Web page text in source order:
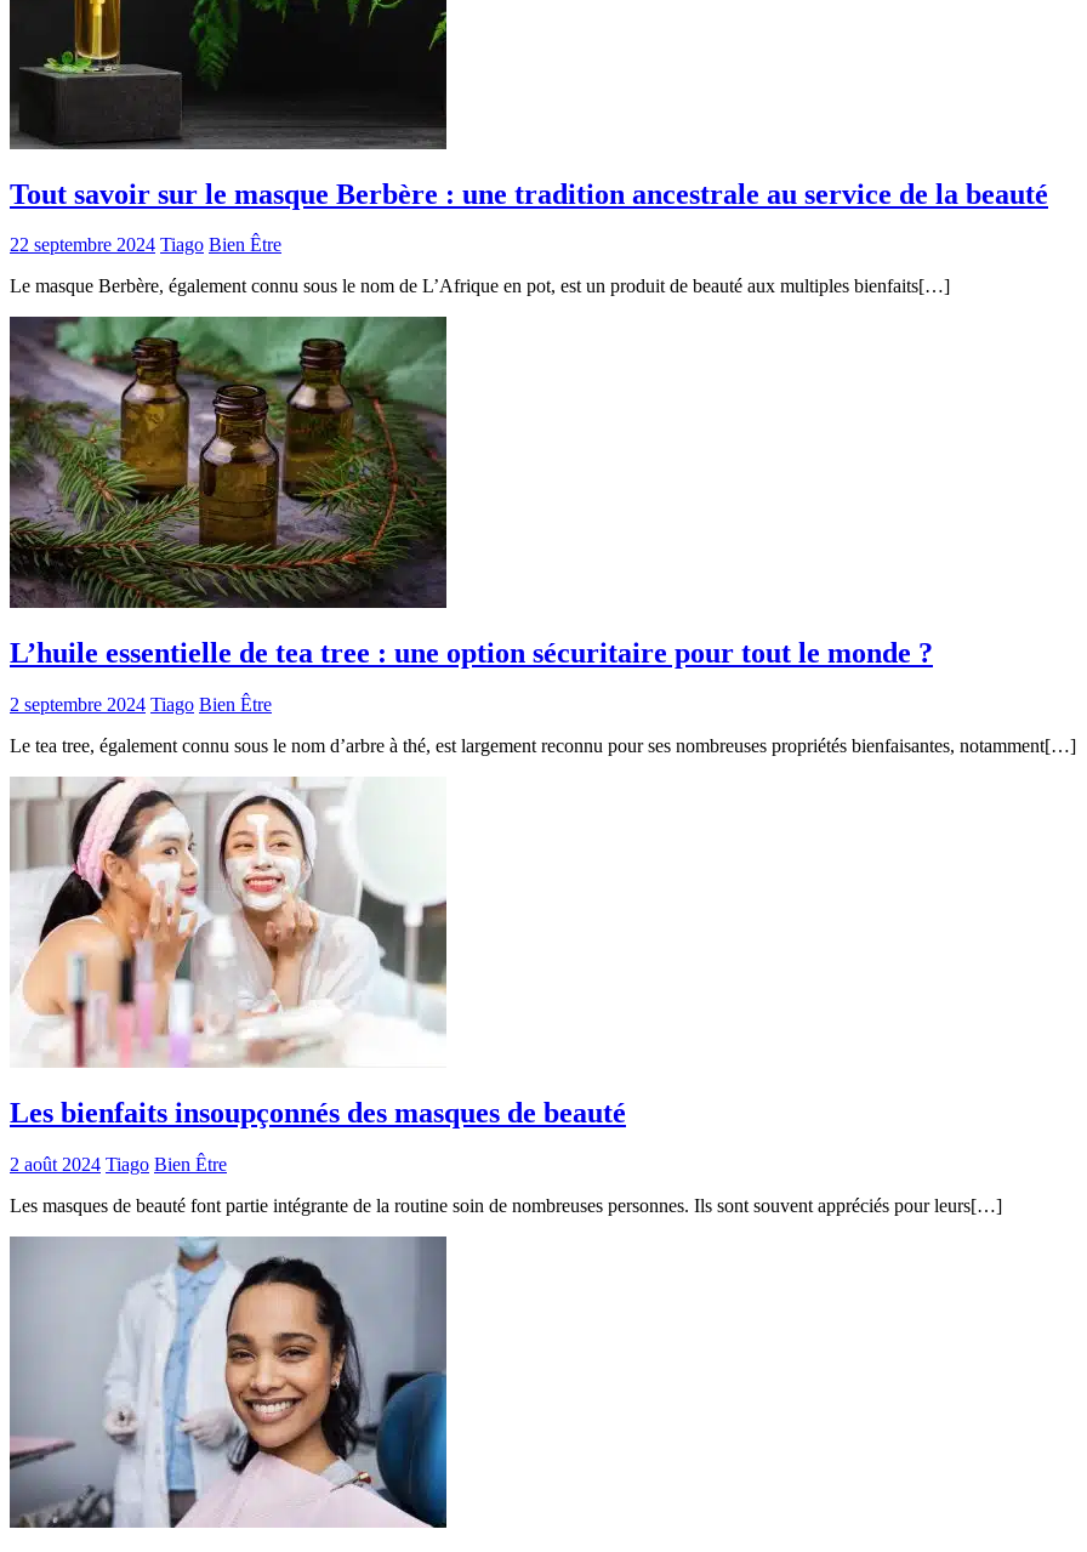
Tout savoir sur le masque Berbère : une tradition ancestrale au service de la beauté
22 septembre 2024 Tiago Bien Être
Le masque Berbère, également connu sous le nom de L’Afrique en pot, est un produit de beauté aux multiples bienfaits[…]
L’huile essentielle de tea tree : une option sécuritaire pour tout le monde ?
2 septembre 2024 Tiago Bien Être
Le tea tree, également connu sous le nom d’arbre à thé, est largement reconnu pour ses nombreuses propriétés bienfaisantes, notamment[…]
Les bienfaits insoupçonnés des masques de beauté
2 août 2024 Tiago Bien Être
Les masques de beauté font partie intégrante de la routine soin de nombreuses personnes. Ils sont souvent appréciés pour leurs[…]